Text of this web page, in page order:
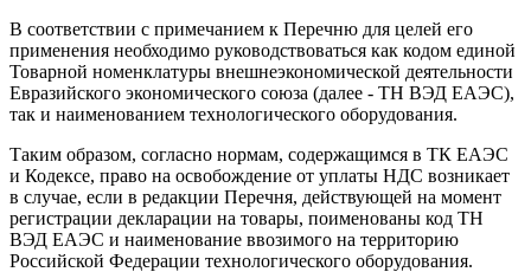
В соответствии с примечанием к Перечню для целей его
применения необходимо руководствоваться как кодом единой
Товарной номенклатуры внешнеэкономической деятельности
Евразийского экономического союза (далее - ТН ВЭД ЕАЭС),
так и наименованием технологического оборудования.
Таким образом, согласно нормам, содержащимся в ТК ЕАЭС
и Кодексе, право на освобождение от уплаты НДС возникает
в случае, если в редакции Перечня, действующей на момент
регистрации декларации на товары, поименованы код ТН
ВЭД ЕАЭС и наименование ввозимого на территорию
Российской Федерации технологического оборудования.